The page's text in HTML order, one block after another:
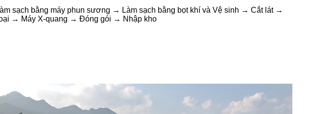
sạch bằng máy phun sương → Làm sạch bằng bọt khí và Vệ sinh → Cắt lát →
→ Máy X-quang → Đóng gói → Nhập kho